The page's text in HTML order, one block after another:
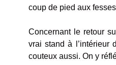
coup de pied aux
Concernant le retour
vrai stand à l’intérieur
couteux aussi. On y